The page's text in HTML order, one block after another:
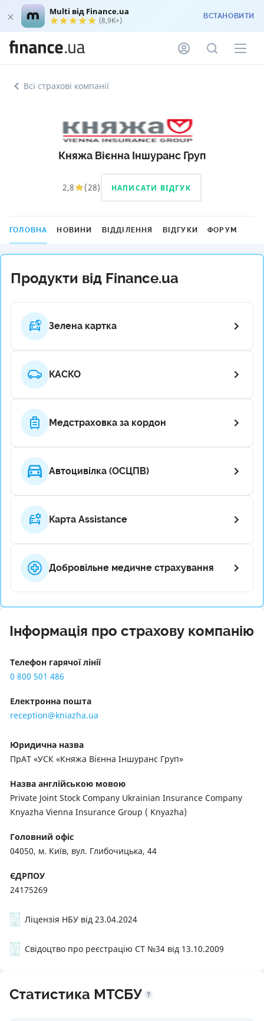
Multi від Finance.ua
(8,9K+) ВСТАНОВИТИ
Всі страхові компанії
Княжа Вієнна Іншуранс Груп
2,8 (28) НАПИСАТИ ВІДГУК
ГОЛОВНА НОВИНИ ВІДДІЛЕННЯ ВІДГУКИ ФОРУМ
Продукти від Finance.ua
Зелена картка
КАСКО
Медстраховка за кордон
Автоцивілка (ОСЦПВ)
Карта Assistance
Добровільне медичне страхування
Інформація про страхову компанію
Телефон гарячої лінії
0 800 501 486
Електронна пошта
reception@kniazha.ua
Юридична назва
ПрАТ «УСК «Княжа Вієнна Іншуранс Груп»
Назва англійською мовою
Private Joint Stock Company Ukrainian Insurance Company
Knyazha Vienna Insurance Group ( Knyazha)
Головний офіс
04050, м. Київ, вул. Глибочицька, 44
ЄДРПОУ
24175269
Ліцензія НБУ від 23.04.2024
Свідоцтво про реєстрацію СТ №34 від 13.10.2009
Статистика МТСБУ